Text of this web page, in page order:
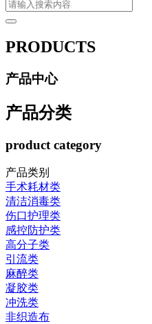
PRODUCTS
产品中心
产品分类
product category
产品类别
手术耗材类
清洁消毒类
伤口护理类
感控防护类
高分子类
引流类
麻醉类
凝胶类
冲洗类
非织造布